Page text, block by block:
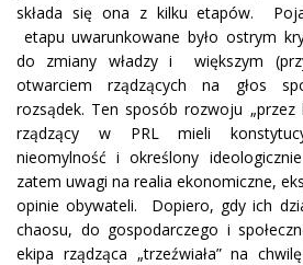
składa się ona z kilku etapów.
etapu uwarunkowane było ostrym
do zmiany władzy i większym
otwarciem rządzących na głos
rozsądek. Ten sposób rozwoju „przez
rządzący w PRL mieli
nieomylność i określony
zatem uwagi na realia ekonomiczne,
opinie obywateli. Dopiero, gdy ich
chaosu, do gospodarczego i
ekipa rządząca „trzeźwiała” na